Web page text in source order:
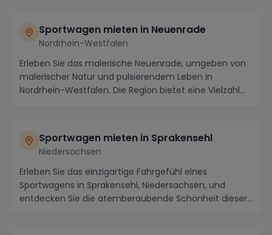
Sportwagen mieten in Neuenrade
Nordrhein-Westfalen
Erleben Sie das malerische Neuenrade, umgeben von
malerischer Natur und pulsierendem Leben in
Nordrhein-Westfalen. Die Region bietet eine Vielzahl
Sportwagen mieten in Sprakensehl
Niedersachsen
Erleben Sie das einzigartige Fahrgefühl eines
Sportwagens in Sprakensehl, Niedersachsen, und
entdecken Sie die atemberaubende Schönheit dieser